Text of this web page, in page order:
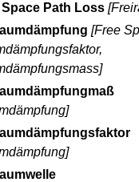
Space Path Loss
[Free